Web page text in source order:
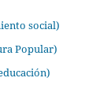
social)
Popular)